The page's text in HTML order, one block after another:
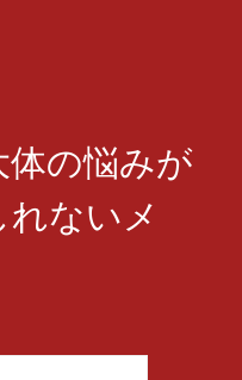
体の悩みが
ないメ